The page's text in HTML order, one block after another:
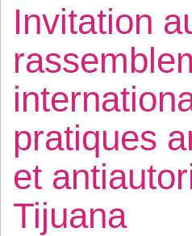
Invitation
pratiques
et
Tijuana